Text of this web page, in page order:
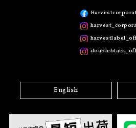
English